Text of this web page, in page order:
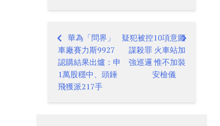
Post
navigation
華為「問界」
車廠賽力斯9927
認購結果出爐：申
1萬股穩中、頭錘
飛獲派217手
疑犯被控10項意圖
謀殺罪 火車站加
強巡邏 惟不加裝
安檢儀